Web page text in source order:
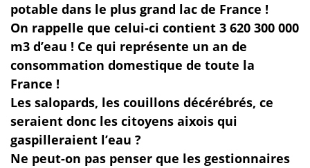
potable dans le plus grand lac de France !
On rappelle que celui-ci contient 3 620 300 000
m3 d’eau ! Ce qui représente un an de
consommation domestique de toute la
France !
Les salopards, les couillons décérébrés, ce
seraient donc les citoyens aixois qui
gaspilleraient l’eau ?
Ne peut-on pas penser que les gestionnaires